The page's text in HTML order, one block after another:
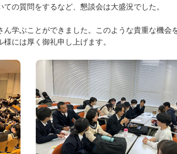
の質問をするなど、懇談会は大盛況でした。
学ぶことができました。このような貴重な機会
には厚く御礼申し上げます。